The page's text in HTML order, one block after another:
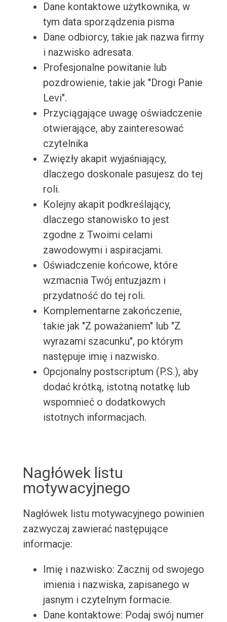
Dane kontaktowe użytkownika, w
tym data sporządzenia pisma
Dane odbiorcy, takie jak nazwa firmy
i nazwisko adresata.
Profesjonalne powitanie lub
pozdrowienie, takie jak "Drogi Panie
Levi".
Przyciągające uwagę oświadczenie
otwierające, aby zainteresować
czytelnika
Zwięzły akapit wyjaśniający,
dlaczego doskonale pasujesz do tej
roli.
Kolejny akapit podkreślający,
dlaczego stanowisko to jest
zgodne z Twoimi celami
zawodowymi i aspiracjami.
Oświadczenie końcowe, które
wzmacnia Twój entuzjazm i
przydatność do tej roli.
Komplementarne zakończenie,
takie jak "Z poważaniem" lub "Z
wyrazami szacunku", po którym
następuje imię i nazwisko.
Opcjonalny postscriptum (P.S.), aby
dodać krótką, istotną notatkę lub
wspomnieć o dodatkowych
istotnych informacjach.
Nagłówek listu
motywacyjnego
Nagłówek listu motywacyjnego powinien
zazwyczaj zawierać następujące
informacje:
Imię i nazwisko: Zacznij od swojego
imienia i nazwiska, zapisanego w
jasnym i czytelnym formacie.
Dane kontaktowe: Podaj swój numer